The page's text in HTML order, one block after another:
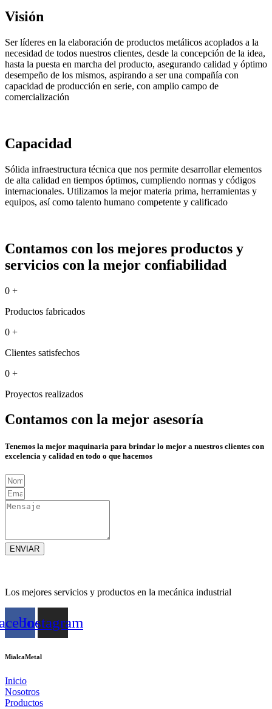
Visión
Ser líderes en la elaboración de productos metálicos acoplados a la
necesidad de todos nuestros clientes, desde la concepción de la idea,
hasta la puesta en marcha del producto, asegurando calidad y óptimo
desempeño de los mismos, aspirando a ser una compañía con
capacidad de producción en serie, con amplio campo de
comercialización
Capacidad
Sólida infraestructura técnica que nos permite desarrollar elementos
de alta calidad en tiempos óptimos, cumpliendo normas y códigos
internacionales. Utilizamos la mejor materia prima, herramientas y
equipos, así como talento humano competente y calificado
Contamos con los mejores productos y
servicios con la mejor confiabilidad
0 +
Productos fabricados
0 +
Clientes satisfechos
0 +
Proyectos realizados
Contamos con la mejor asesoría
Tenemos la mejor maquinaria para brindar lo mejor a nuestros clientes con
excelencia y calidad en todo o que hacemos
ENVIAR
Los mejores servicios y productos en la mecánica industrial
Instagram
MialcaMetal
Inicio
Nosotros
Productos